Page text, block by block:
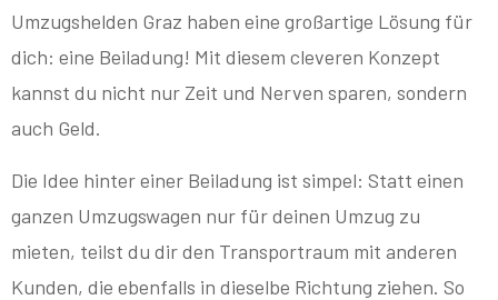
Umzugshelden Graz haben eine großartige Lösung für
dich: eine Beiladung! Mit diesem cleveren Konzept
kannst du nicht nur Zeit und Nerven sparen, sondern
auch Geld.
Die Idee hinter einer Beiladung ist simpel: Statt einen
ganzen Umzugswagen nur für deinen Umzug zu
mieten, teilst du dir den Transportraum mit anderen
Kunden, die ebenfalls in dieselbe Richtung ziehen. So